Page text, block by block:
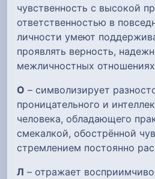
чувственность с высокой
ответственностью в
личности умеют
проявлять верность,
межличностных
О – символизирует
проницательного и
человека, обладающего
смекалкой, обострённой
стремлением постоянно
Л – отражает